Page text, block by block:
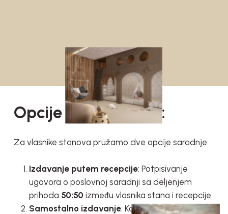
Opcije za Izdavanje:
Za vlasnike stanova pružamo dve opcije saradnje:
Izdavanje putem recepcije: Potpisivanje
ugovora o poslovnoj saradnji sa deljenjem
prihoda 50:50 između vlasnika stana i recepcije.
Samostalno izdavanje: Korisnici mogu koristiti